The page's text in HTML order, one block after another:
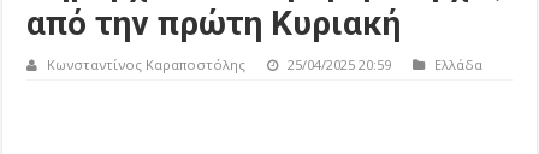
από την πρώτη Κυριακή
Κωνσταντίνος Καραποστόλης 25/04/2025 20:59 Ελλάδα